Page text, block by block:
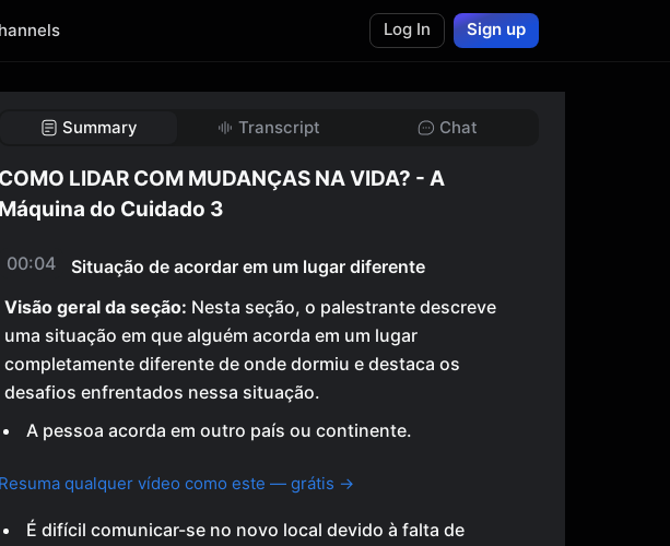
Log In Sign up
Summary Transcript Chat
COMO LIDAR COM MUDANÇAS NA VIDA? - A
Máquina do Cuidado 3
00:04
Situação de acordar em um lugar diferente
Visão geral da seção: Nesta seção, o palestrante descreve
uma situação em que alguém acorda em um lugar
completamente diferente de onde dormiu e destaca os
desafios enfrentados nessa situação.
A pessoa acorda em outro país ou continente.
Resuma qualquer vídeo como este — grátis →
É difícil comunicar-se no novo local devido à falta de